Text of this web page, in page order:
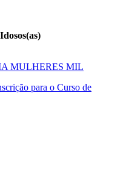
MULHERES MIL
para o Curso de